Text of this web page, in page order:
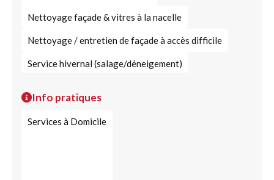
Nettoyage façade & vitres à la nacelle
Nettoyage / entretien de façade à accès difficile
Service hivernal (salage/déneigement)
Info pratiques
Services à Domicile